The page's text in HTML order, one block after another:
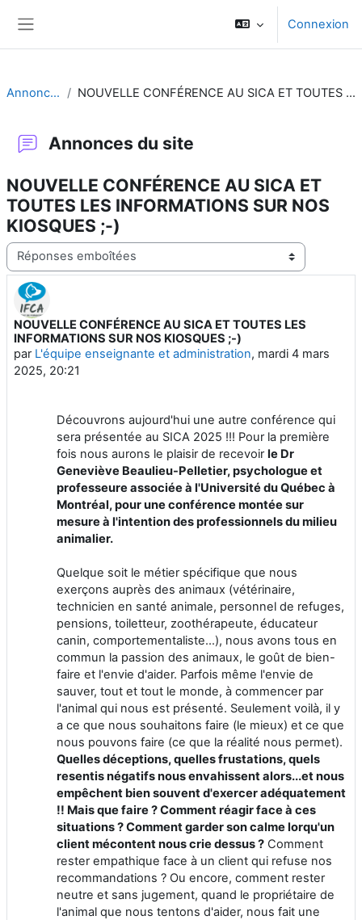
Connexion
Annonces du site NOUVELLE CONFÉRENCE AU SICA ET TOUTES LES INFORMATIONS SUR NOS KIOSQUES ;-)
Annonces du site
NOUVELLE CONFÉRENCE AU SICA ET
TOUTES LES INFORMATIONS SUR NOS
KIOSQUES ;-)
Type d’affichage
NOUVELLE CONFÉRENCE AU SICA ET TOUTES LES
INFORMATIONS SUR NOS KIOSQUES ;-)
par L'équipe enseignante et administration, mardi 4 mars
2025, 20:21
Nombre de réponses : 0
Découvrons aujourd'hui une autre conférence qui
sera présentée au SICA 2025 !!! Pour la première
fois nous aurons le plaisir de recevoirle Dr
Geneviève Beaulieu-Pelletier, psychologue et
professeure associée à l'Université du Québec à
Montréal, pour une conférence montée sur
mesure à l'intention des professionnels du milieu
animalier.
Quelque soit le métier spécifique que nous
exerçons auprès des animaux (vétérinaire,
technicien en santé animale, personnel de refuges,
pensions, toiletteur, zoothérapeute, éducateur
canin, comportementaliste...), nous avons tous en
commun la passion des animaux, le goût de bien-
faire et l'envie d'aider. Parfois même l'envie de
sauver, tout et tout le monde, à commencer par
l'animal qui nous est présenté. Seulement voilà, il y
a ce que nous souhaitons faire (le mieux) et ce que
nous pouvons faire (ce que la réalité nous permet).
Quelles déceptions, quelles frustations, quels
resentis négatifs nous envahissent alors...et nous
empêchent bien souvent d'exercer adéquatement
!! Mais que faire ? Comment réagir face à ces
situations ? Comment garder son calme lorqu'un
client mécontent nous crie dessus ? Comment
rester empathique face à un client qui refuse nos
recommandations ? Ou encore, comment rester
neutre et sans jugement, quand le propriétaire de
l'animal que nous tentons d'aider, nous fait une